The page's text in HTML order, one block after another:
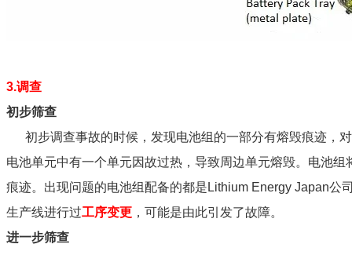
3.调查
初步筛查
初步调查事故的时候，发现电池组的一部分有熔毁痕迹，
电池单元中有一个单元因故过热，导致周边单元熔毁。电池
痕迹。出现问题的电池组配备的都是Lithium Energy Japan公
生产线进行过工序变更 ，可能是由此引发了故障。
进一步筛查